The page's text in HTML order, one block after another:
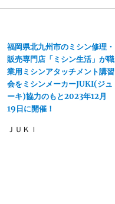
福岡県北九州市のミシン修理・
販売専門店「ミシン生活」が職
業用ミシンアタッチメント講習
会をミシンメーカーJUKI(ジュ
ーキ)協力のもと2023年12月
19日に開催！
ＪＵＫＩ